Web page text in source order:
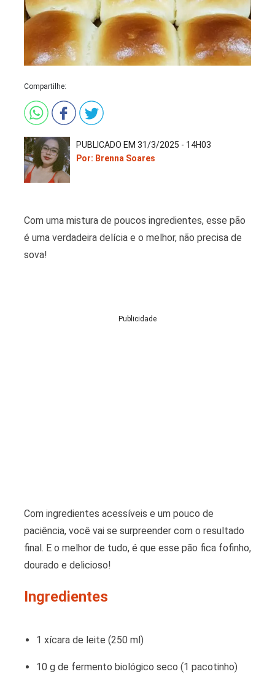
Compartilhe:
PUBLICADO EM 31/3/2025 - 14H03
Por: Brenna Soares
Com uma mistura de poucos ingredientes, esse pão
é uma verdadeira delícia e o melhor, não precisa de
sova!
Publicidade
Com ingredientes acessíveis e um pouco de
paciência, você vai se surpreender com o resultado
final. E o melhor de tudo, é que esse pão fica fofinho,
dourado e delicioso!
Ingredientes
1 xícara de leite (250 ml)
10 g de fermento biológico seco (1 pacotinho)